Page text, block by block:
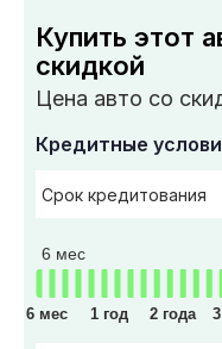
Купить этот
скидкой
Цена авто со
Кредитные
Срок кредитования
6 мес
6 мес 1 год 2 года